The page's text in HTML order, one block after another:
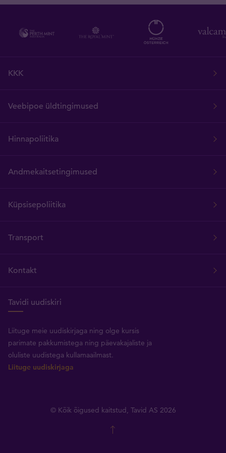
KKK
Veebipoe üldtingimused
Hinnapoliitika
Andmekaitsetingimused
Küpsisepoliitika
Transport
Kontakt
Tavidi uudiskiri
Liituge meie uudiskirjaga ning olge kursis
parimate pakkumistega ning päevakajaliste ja
oluliste uudistega kullamaailmast.
Liituge uudiskirjaga
© Kõik õigused kaitstud, Tavid AS 2026